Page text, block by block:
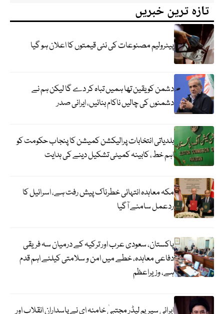
تازہ ترین خبریں
پیٹرولیم مصنوعات کی نئی قیمتوں کا اعلان ہو گیا
دشمن کو یقین تھا ہمیں تباہ کر دے گا لیکن ہم نے
دشمنوں کی چالیں ناکام بنائیں، ایرانی صدر
بلدیاتی انتخابات پرالیکشن کمیشن کا پنجاب حکومت کو
اہم خط، کابینہ کمیٹی تشکیل دینے کی ہدایت
مکہ معاہدہ انتہائی خطرناک پیش رفت ہے، اسرائیل کا
ردعمل سامنے آگیا
پاکستان، سعودی عرب اور ترکیہ کے درمیان سہ فریقی
دفاعی معاہدہ، خطے میں امن و سلامتی کیلئے اہم قدم
ہے، وزیراعظم
ایرانی سپریم لیڈر مجتبیٰ خامنہ ای نے پاسدارانِ انقلاب اور